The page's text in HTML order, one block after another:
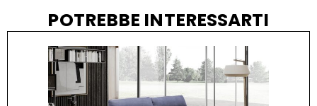
POTREBBE INTERESSARTI